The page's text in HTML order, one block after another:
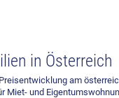
in Österreich
am
Miet- und